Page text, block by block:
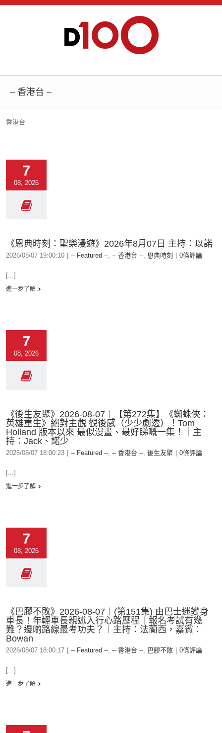
– 香港台 –
香港台
7
08, 2026
《恩典時刻：聖樂漫遊》2026年8月07日 主持：以諾
2026/08/07 19:00:10 -- Featured --, -- 香港台 --, 恩典時刻 0條評論
[...]
進一步了解
7
08, 2026
《後生友聚》2026-08-07︱【第272集】《蜘蛛俠：
英雄重生》絕對主觀 觀後感（少少劇透）！Tom
Holland 版本以來 最似漫畫、最好睇嘅一集！｜主
持：Jack、諾少
2026/08/07 18:00:23 -- Featured --, -- 香港台 --, 後生友聚 0條評論
[...]
進一步了解
7
08, 2026
《巴膠不敗》2026-08-07︱(第151集) 由巴士迷變身
車長！年輕車長親述入行心路歷程｜報名考試有幾
難？邊啲路線最考功夫？︱主持：法蘭西，嘉賓︰
Bowan
2026/08/07 18:00:17 -- Featured --, -- 香港台 --, 巴膠不敗 0條評論
[...]
進一步了解